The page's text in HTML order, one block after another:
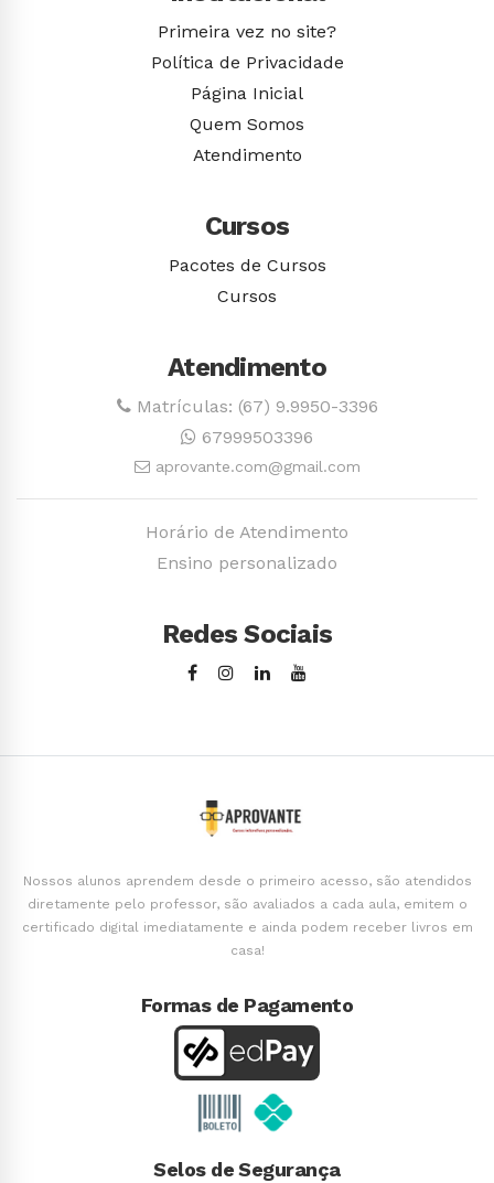
Primeira vez no site?
Política de Privacidade
Página Inicial
Quem Somos
Atendimento
Cursos
Pacotes de Cursos
Cursos
Atendimento
Matrículas: (67) 9.9950-3396
67999503396
aprovante.com@gmail.com
Horário de Atendimento
Ensino personalizado
Redes Sociais
Nossos alunos aprendem desde o primeiro acesso, são atendidos
diretamente pelo professor, são avaliados a cada aula, emitem o
certificado digital imediatamente e ainda podem receber livros em
casa!
Formas de Pagamento
Selos de Segurança